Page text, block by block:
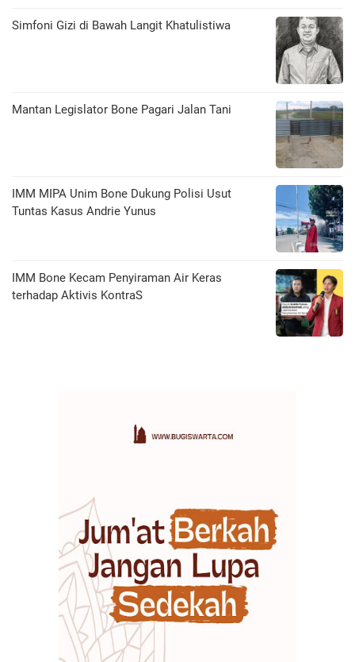
​Simfoni Gizi di Bawah Langit Khatulistiwa
Mantan Legislator Bone Pagari Jalan Tani
IMM MIPA Unim Bone Dukung Polisi Usut
Tuntas Kasus Andrie Yunus
IMM Bone Kecam Penyiraman Air Keras
terhadap Aktivis KontraS